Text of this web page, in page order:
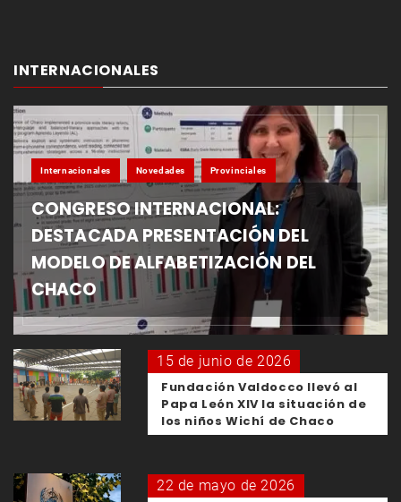
INTERNACIONALES
Internacionales Novedades Provinciales
CONGRESO INTERNACIONAL:
DESTACADA PRESENTACIÓN DEL
MODELO DE ALFABETIZACIÓN DEL
CHACO
15 de junio de 2026
Fundación Valdocco llevó al
Papa León XIV la situación de
los niños Wichí de Chaco
22 de mayo de 2026